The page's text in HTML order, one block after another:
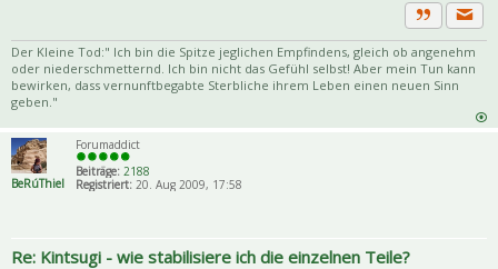
Zitat
Der Kleine Tod:" Ich bin die Spitze jeglichen Empfindens, gleich ob angenehm
oder niederschmetternd. Ich bin nicht das Gefühl selbst! Aber mein Tun kann
bewirken, dass vernunftbegabte Sterbliche ihrem Leben einen neuen Sinn
geben."
BeRúThiel
Forumaddict
Beiträge: 2188
Registriert: 20. Aug 2009, 17:58
Re: Kintsugi - wie stabilisiere ich die einzelnen Teile?